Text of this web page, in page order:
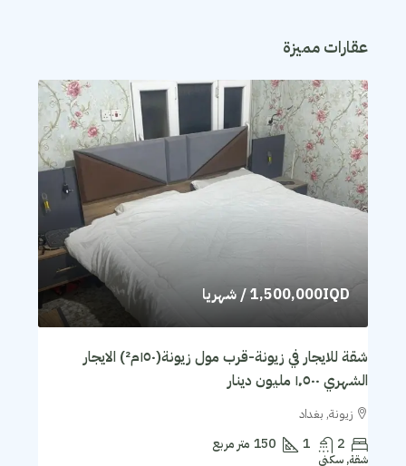
عقارات مميزة
1,500,000IQD/ شهريا
شقة للايجار في زيونة-قرب مول زيونة(١٥٠م²) الايجار
الشهري ١٬٥٠٠ مليون دينار
زيونة, بغداد
2
1
150 متر مربع
شقة, سكني